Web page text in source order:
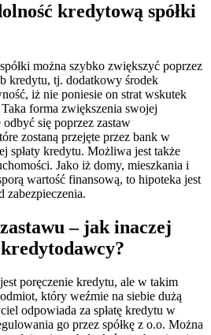
kredytową spółki
można szybko zwiększyć poprzez
kredytu, tj. dodatkowy środek
iż nie poniesie on strat wskutek
forma zwiększenia swojej
się poprzez zastaw
zostaną przejęte przez bank w
spłaty kredytu. Możliwa jest także
Jako iż domy, mieszkania i
wartość finansową, to hipoteka jest
zabezpieczenia.
– jak inaczej
poręczenie kredytu, ale w takim
który weźmie na siebie dużą
odpowiada za spłatę kredytu w
go przez spółkę z o.o. Można